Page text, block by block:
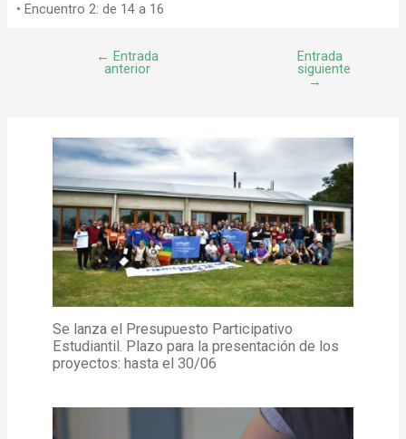
• Encuentro 2: de 14 a 16
← Entrada
anterior
Entrada
siguiente
→
Se lanza el Presupuesto Participativo
Estudiantil. Plazo para la presentación de los
proyectos: hasta el 30/06